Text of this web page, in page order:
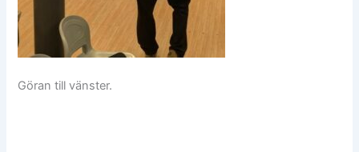
Göran till vänster.